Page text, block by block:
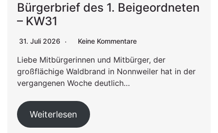
Bürgerbrief des 1. Beigeordneten
– KW31
31. Juli 2026 Keine Kommentare
Liebe Mitbürgerinnen und Mitbürger, der
großflächige Waldbrand in Nonnweiler hat in der
vergangenen Woche deutlich…
Weiterlesen